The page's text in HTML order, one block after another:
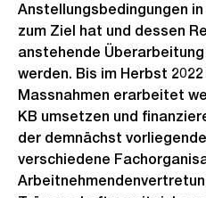
Anstellungsbedingungen
zum Ziel hat und dessen
anstehende
werden. Bis im Herbst
Massnahmen erarbeitet
KB umsetzen und
der demnächst
verschiedene